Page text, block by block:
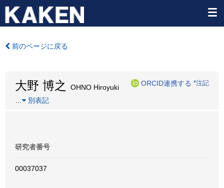
前のページに戻る
大野 博之 OHNO Hiroyuki
ORCID連携する *注記
別表記
研究者番号
00037037